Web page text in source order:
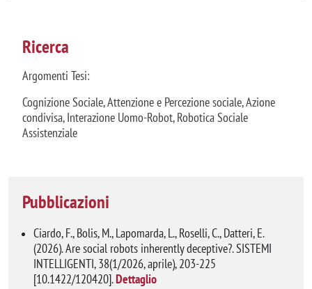
Ricerca
Argomenti Tesi:
Cognizione Sociale, Attenzione e Percezione sociale, Azione
condivisa, Interazione Uomo-Robot, Robotica Sociale
Assistenziale
Pubblicazioni
Ciardo, F., Bolis, M., Lapomarda, L., Roselli, C., Datteri, E.
(2026). Are social robots inherently deceptive?. SISTEMI
INTELLIGENTI, 38(1/2026, aprile), 203-225
[10.1422/120420].Dettaglio